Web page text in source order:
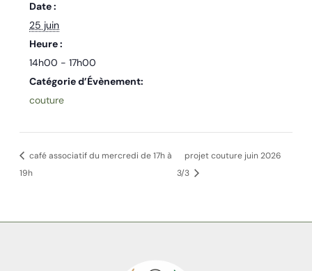
Date :
25 juin
Heure :
14h00 - 17h00
Catégorie d’Évènement:
couture
café associatif du mercredi de 17h à
19h
projet couture juin 2026
3/3